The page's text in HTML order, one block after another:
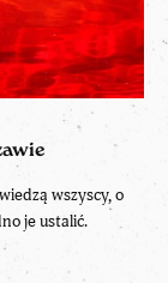
wszyscy, o
je ustalić.